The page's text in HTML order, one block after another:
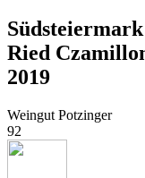
Ried
2019
Weingut Potzinger
92